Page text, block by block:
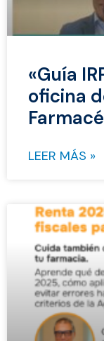
«Guía
oficina
LEER MÁS »